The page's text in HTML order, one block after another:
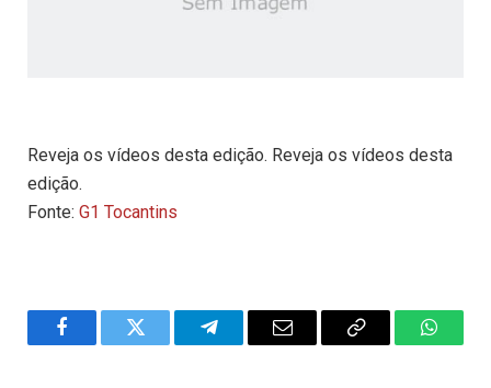
Reveja os vídeos desta edição. Reveja os vídeos desta
edição.
Fonte: G1 Tocantins
FacebookTwitter TelegramEmail
Copy